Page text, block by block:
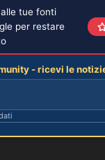
alle tue fonti
per restare
- ricevi le